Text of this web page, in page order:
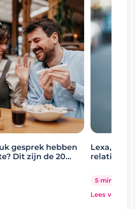
gesprek hebben
Dit zijn de 20
Lexa, de
relaties
5 minuten
Lees verder